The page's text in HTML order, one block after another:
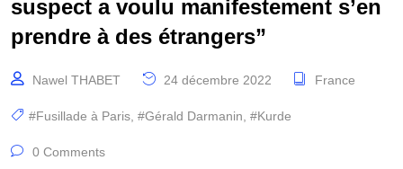
suspect a voulu manifestement s’en
prendre à des étrangers”
Nawel THABET 24 décembre 2022 France
#Fusillade à Paris #Gérald Darmanin #Kurde
0 Comments